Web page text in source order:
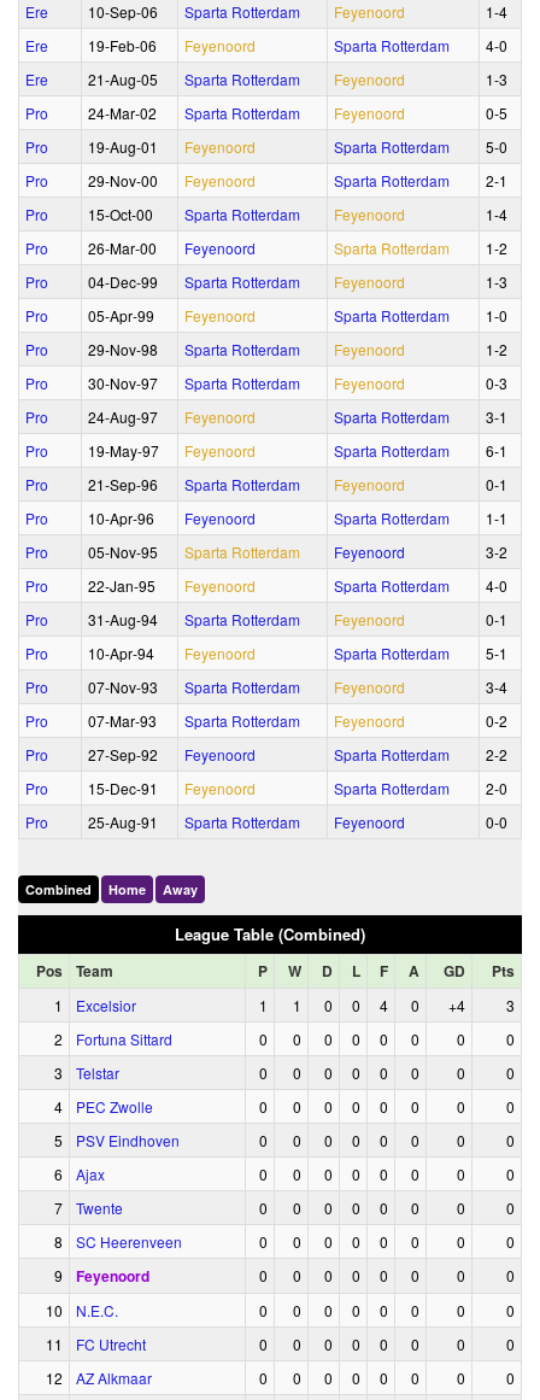
Ere 10‑Sep‑06 Sparta Rotterdam Feyenoord
1‑4
Ere
19‑Feb‑06 Feyenoord Sparta Rotterdam
4‑0
Ere
21‑Aug‑05 Sparta Rotterdam Feyenoord
1‑3
Pro
24‑Mar‑02 Sparta Rotterdam Feyenoord
0‑5
Pro
19‑Aug‑01 Feyenoord Sparta Rotterdam
5‑0
Pro
29‑Nov‑00 Feyenoord Sparta Rotterdam
2‑1
Pro
15‑Oct‑00 Sparta Rotterdam Feyenoord
1‑4
Pro
26‑Mar‑00 Feyenoord Sparta Rotterdam
1‑2
Pro
04‑Dec‑99 Sparta Rotterdam Feyenoord
1‑3
Pro
05‑Apr‑99 Feyenoord Sparta Rotterdam
1‑0
Pro
29‑Nov‑98 Sparta Rotterdam Feyenoord
1‑2
Pro
30‑Nov‑97 Sparta Rotterdam Feyenoord
0‑3
Pro
24‑Aug‑97 Feyenoord Sparta Rotterdam
3‑1
Pro
19‑May‑97 Feyenoord Sparta Rotterdam
6‑1
Pro
21‑Sep‑96 Sparta Rotterdam Feyenoord
0‑1
Pro
10‑Apr‑96 Feyenoord Sparta Rotterdam
1‑1
Pro
05‑Nov‑95 Sparta Rotterdam Feyenoord
3‑2
Pro
22‑Jan‑95 Feyenoord Sparta Rotterdam
4‑0
Pro
31‑Aug‑94 Sparta Rotterdam Feyenoord
0‑1
Pro
10‑Apr‑94 Feyenoord Sparta Rotterdam
5‑1
Pro
07‑Nov‑93 Sparta Rotterdam Feyenoord
3‑4
Pro
07‑Mar‑93 Sparta Rotterdam Feyenoord
0‑2
Pro
27‑Sep‑92 Feyenoord Sparta Rotterdam
2‑2
Pro
15‑Dec‑91 Feyenoord Sparta Rotterdam
2‑0
Pro
25‑Aug‑91 Sparta Rotterdam Feyenoord 0‑0
Combined Home Away
League Table (Combined)
Pos Team P W D L F A GD Pts
1 Excelsior 1 1 0 0 4 0 +4
3
2
Fortuna Sittard 0 0 0 0 0 0 0
0
3
Telstar 0 0 0 0 0 0 0
0
4
PEC Zwolle 0 0 0 0 0 0 0
0
5
PSV Eindhoven 0 0 0 0 0 0 0
0
6
Ajax 0 0 0 0 0 0 0
0
7
Twente 0 0 0 0 0 0 0
0
8
SC Heerenveen 0 0 0 0 0 0 0
0
9
Feyenoord 0 0 0 0 0 0 0
0
10
N.E.C. 0 0 0 0 0 0 0
0
11
FC Utrecht 0 0 0 0 0 0 0
0
12
AZ Alkmaar 0 0 0 0 0 0 0
0